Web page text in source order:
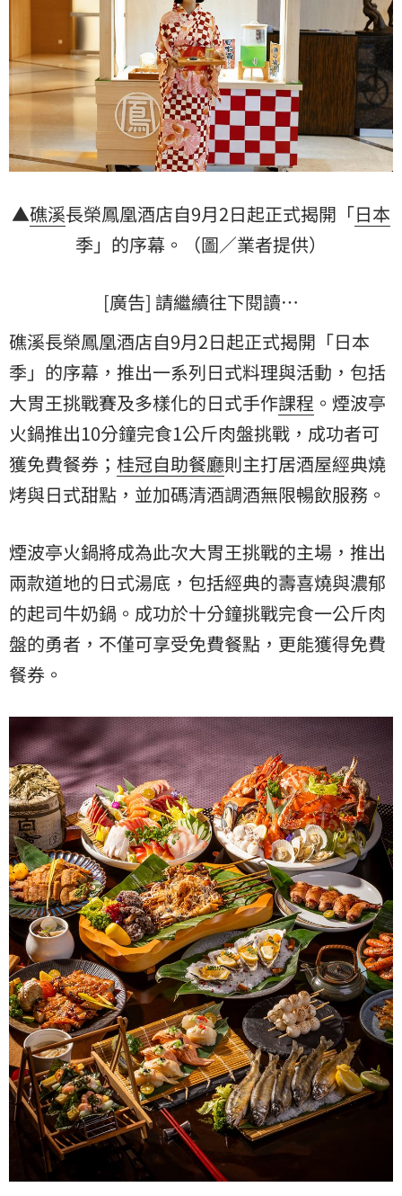
▲礁溪長榮鳳凰酒店自9月2日起正式揭開「日本
季」的序幕。（圖／業者提供）
[廣告] 請繼續往下閱讀…
礁溪長榮鳳凰酒店自9月2日起正式揭開「日本
季」的序幕，推出一系列日式料理與活動，包括
大胃王挑戰賽及多樣化的日式手作課程 。煙波亭
火鍋推出10分鐘完食1公斤肉盤挑戰，成功者可
獲免費餐券； 桂冠自助餐廳則主打居酒屋經典燒
烤與日式甜點，並加碼清酒調酒無限暢飲服務。
煙波亭火鍋將成為此次大胃王挑戰的主場，推出
兩款道地的日式湯底，包括經典的壽喜燒與濃郁
的起司牛奶鍋。成功於十分鐘挑戰完食一公斤肉
盤的勇者，不僅可享受免費餐點，更能獲得免費
餐券。